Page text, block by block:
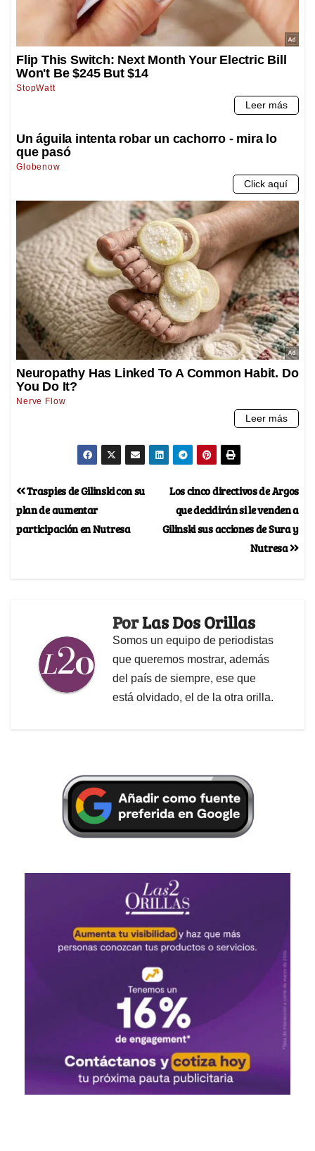
Los cinco directivos de Argos
que decidirán si le venden a
Gilinski sus acciones de Sura y
Nutresa
Traspies de Gilinski con su
plan de aumentar
participación en Nutresa
PorLas Dos Orillas
Somos un equipo de periodistas
que queremos mostrar, además
del país de siempre, ese que
está olvidado, el de la otra orilla.